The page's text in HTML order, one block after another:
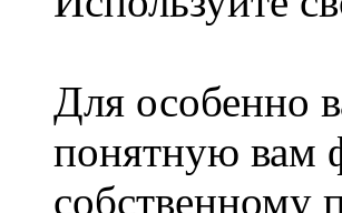
Для особенно
понятную вам
собственному